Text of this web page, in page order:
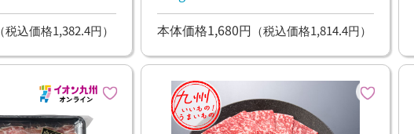
（税込価格1,382.4円）
本体価格1,680円 （税込価格1,814.4円）